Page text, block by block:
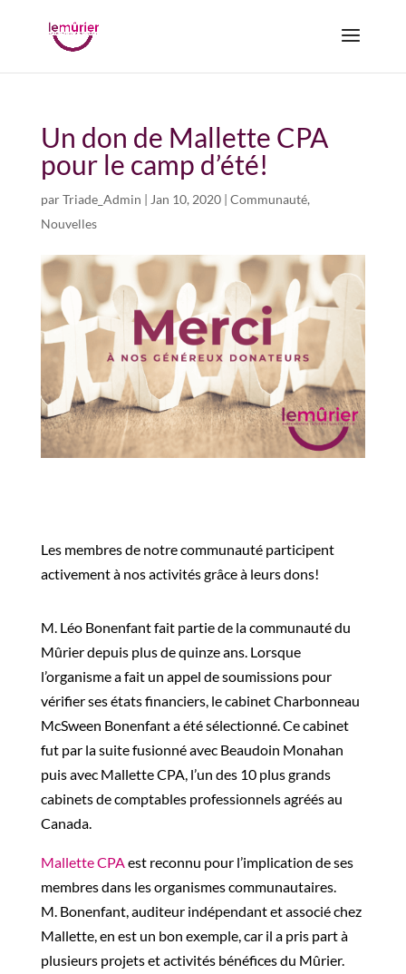
Un don de Mallette CPA
pour le camp d’été!
parTriade_Admin | Jan 10, 2020| Communauté,
Nouvelles
Les membres de notre communauté participent
activement à nos activités grâce à leurs dons!
M. ​ Léo Bonenfant fait partie de la communauté du
Mûrier depuis plus de quinze ans. Lorsque
l’organisme a fait un appel de soumissions pour
vérifier ses états financiers, le cabinet Charbonneau
McSween Bonenfant a été sélectionné. Ce cabinet
fut par la suite fusionné avec Beaudoin Monahan
puis avec MalletteCPA, l’un des 10 plus grands
cabinets de comptables professionnels agréés au
Canada.
Mallette CPAest reconnu pour l’implication de ses
membres dans les organismes communautaires.
M. Bonenfant, auditeur indépendant et associé chez
Mallette, en est un bon exemple, car il a pris part à
plusieurs projets etactivités bénéfices du Mûrier.